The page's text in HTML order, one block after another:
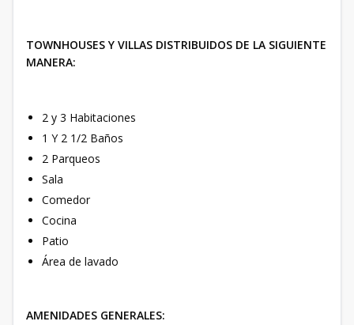
TOWNHOUSES Y VILLAS DISTRIBUIDOS DE LA SIGUIENTE
MANERA:
2 y 3 Habitaciones
1 Y 2 1/2 Baños
2 Parqueos
Sala
Comedor
Cocina
Patio
Área de lavado
AMENIDADES GENERALES: